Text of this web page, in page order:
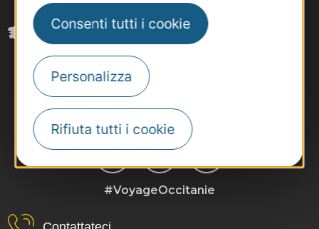
Consenti tutti i cookie
Personalizza
Rifiuta tutti i cookie
#VoyageOccitanie